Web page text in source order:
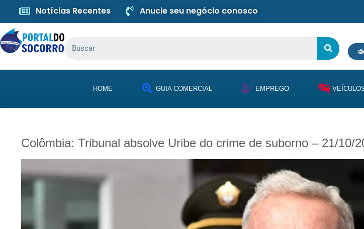
Notícias Recentes Anucie seu negócio conosco
HOME GUIA COMERCIAL EMPREGO
Colômbia: Tribunal absolve Uribe do crime de suborno – 21/10/